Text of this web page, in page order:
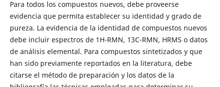
Para todos los compuestos nuevos, debe proveerse
evidencia que permita establecer su identidad y grado de
pureza. La evidencia de la identidad de compuestos nuevos
debe incluir espectros de 1H-RMN, 13C-RMN, HRMS o datos
de análisis elemental. Para compuestos sintetizados y que
han sido previamente reportados en la literatura, debe
citarse el método de preparación y los datos de la